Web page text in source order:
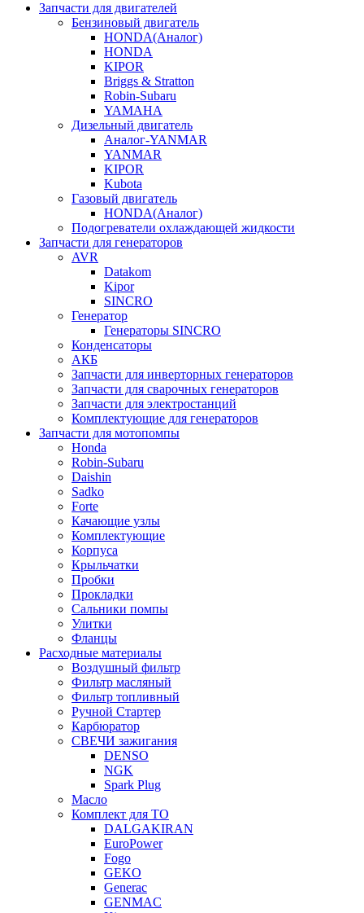
Запчасти для двигателей
Бензиновый двигатель
HONDA(Aналог)
HONDA
KIPOR
Briggs & Stratton
Robin-Subaru
YAMAHA
Дизельный двигатель
Аналог-YANMAR
YANMAR
KIPOR
Kubota
Газовый двигатель
HONDA(Aналог)
Подогреватели охлаждающей жидкости
Запчасти для генераторов
AVR
Datakom
Kipor
SINCRO
Генератор
Генераторы SINCRO
Конденсаторы
АКБ
Запчасти для инверторных генераторов
Запчасти для сварочных генераторов
Запчасти для электростанций
Комплектующие для генераторов
Запчасти для мотопомпы
Honda
Robin-Subaru
Daishin
Sadko
Forte
Качающие узлы
Комплектующие
Корпуса
Крыльчатки
Пробки
Прокладки
Сальники помпы
Улитки
Фланцы
Расходные материалы
Воздушный фильтр
Фильтр масляный
Фильтр топливный
Ручной Стартер
Карбюратор
СВЕЧИ зажигания
DENSO
NGK
Spark Plug
Масло
Комплект для ТО
DALGAKIRAN
EuroPower
Fogo
GEKO
Generac
GENMAC